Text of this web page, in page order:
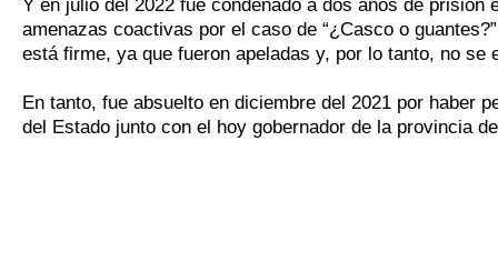
Y en julio del 2022 fue condenado a dos años de
amenazas coactivas por el caso de “¿Casco o
está firme, ya que fueron apeladas y, por lo tanto, no se
En tanto, fue absuelto en diciembre del 2021 por haber
del Estado junto con el hoy gobernador de la provincia